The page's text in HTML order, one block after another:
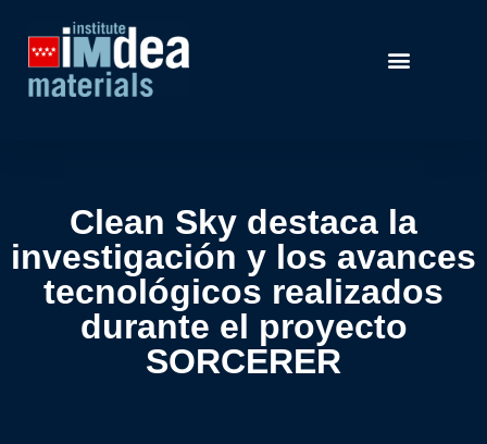
Clean Sky destaca la
investigación y los avances
tecnológicos realizados
durante el proyecto
SORCERER